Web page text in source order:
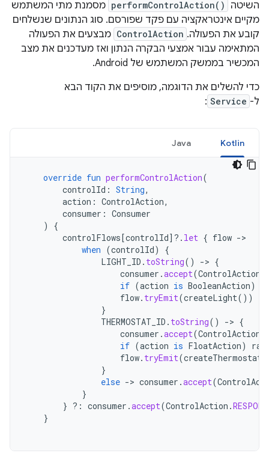
השיטה performControlAction() מסמנת מתי המשתמש
מקיים אינטראקציה עם פקד שפורסם. סוג הנתונים שנשלחים
קובע את הפעולה. ControlAction מבצעים את הפעולה
המתאימה עבור אמצעי הבקרה הנתון ואז מעדכנים את מצב
המכשיר בממשק המשתמש של Android.
כדי להשלים את הדוגמה, מוסיפים את הקוד הבא
ל- Service
:
Kotlin
Java
override fun performControlAction(
controlId : String,
action : ControlAction,
consumer : Consumer
)
{
controlFlows[controlId]?. let { flow ->
when (controlId)
{
LIGHT_ID . toString() -> {
consumer .accept(ControlAction
if (action is BooleanAction)
flow. tryEmit(createLight())
}
THERMOSTAT_ID . toString() -> {
consumer .accept(ControlAction
if (action is FloatAction)
flow. tryEmit(createThermostat
}
else -> consumer .accept(
}
} ?: consumer .accept(ControlAction .
}